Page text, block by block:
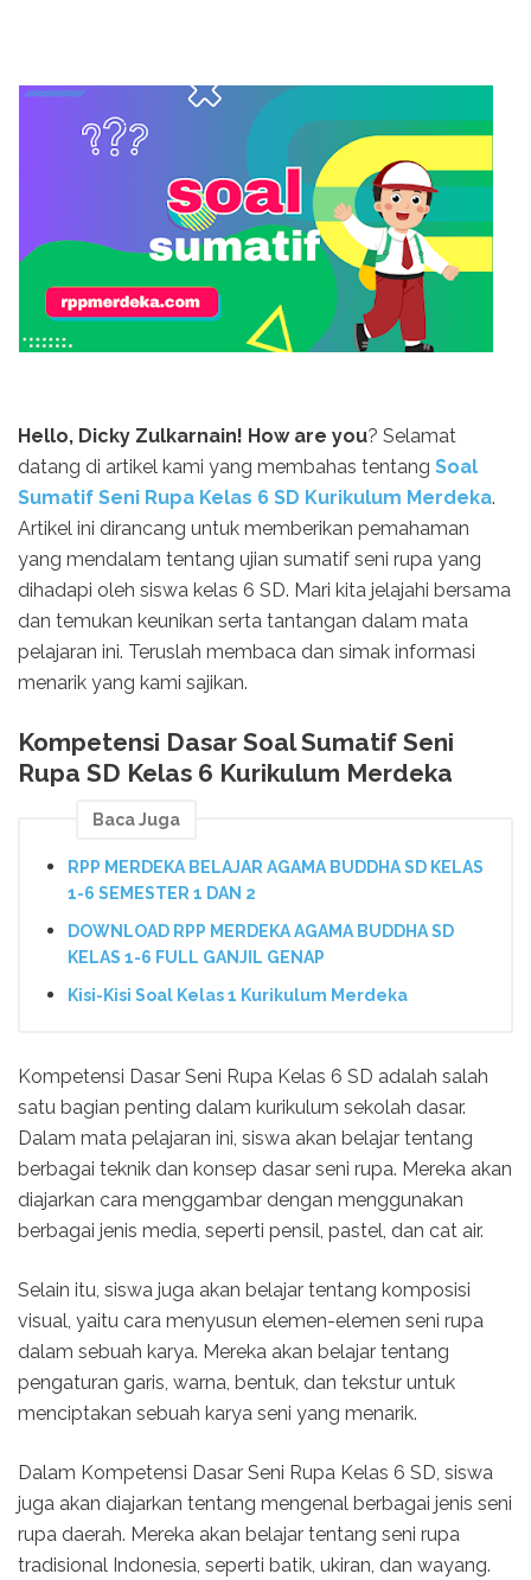
Hello, Dicky Zulkarnain! How are you? Selamat
datang di artikel kami yang membahas tentang Soal
Sumatif Seni Rupa Kelas 6 SD Kurikulum Merdeka.
Artikel ini dirancang untuk memberikan pemahaman
yang mendalam tentang ujian sumatif seni rupa yang
dihadapi oleh siswa kelas 6 SD. Mari kita jelajahi bersama
dan temukan keunikan serta tantangan dalam mata
pelajaran ini. Teruslah membaca dan simak informasi
menarik yang kami sajikan.
Kompetensi Dasar Soal Sumatif Seni
Rupa SD Kelas 6 Kurikulum Merdeka
Baca Juga
RPP MERDEKA BELAJAR AGAMA BUDDHA SD KELAS
1-6 SEMESTER 1 DAN 2
DOWNLOAD RPP MERDEKA AGAMA BUDDHA SD
KELAS 1-6 FULL GANJIL GENAP
Kisi-Kisi Soal Kelas 1 Kurikulum Merdeka
Kompetensi Dasar Seni Rupa Kelas 6 SD adalah salah
satu bagian penting dalam kurikulum sekolah dasar.
Dalam mata pelajaran ini, siswa akan belajar tentang
berbagai teknik dan konsep dasar seni rupa. Mereka akan
diajarkan cara menggambar dengan menggunakan
berbagai jenis media, seperti pensil, pastel, dan cat air.
Selain itu, siswa juga akan belajar tentang komposisi
visual, yaitu cara menyusun elemen-elemen seni rupa
dalam sebuah karya. Mereka akan belajar tentang
pengaturan garis, warna, bentuk, dan tekstur untuk
menciptakan sebuah karya seni yang menarik.
Dalam Kompetensi Dasar Seni Rupa Kelas 6 SD, siswa
juga akan diajarkan tentang mengenal berbagai jenis seni
rupa daerah. Mereka akan belajar tentang seni rupa
tradisional Indonesia, seperti batik, ukiran, dan wayang.